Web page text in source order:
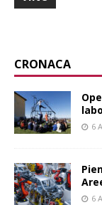
CRONACA
6
6